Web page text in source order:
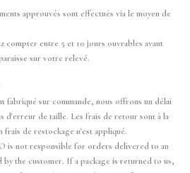
approuvés sont effectués via le moyen de
compter entre 5 et 10 jours ouvrables avant
sur votre relevé.
fabriqué sur commande, nous offrons un délai
d'erreur de taille. Les frais de retour sont à la
frais de restockage n'est appliqué.
is not responsible for orders delivered to an
the customer. If a package is returned to us,